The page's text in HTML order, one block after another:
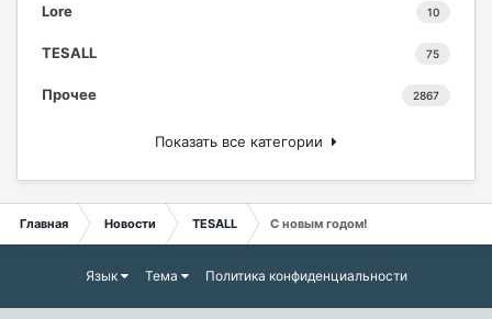
10
Lore
75
TESALL
2867
Прочее
Показать все категории
Главная Новости TESALL С новым годом!
Язык Тема Политика конфиденциальности